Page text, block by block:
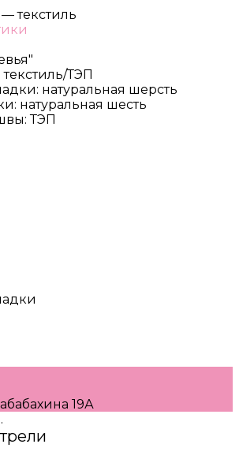
— текстиль
ТЭП
натуральная шерсть
натуральная шесть
ТЭП
19А